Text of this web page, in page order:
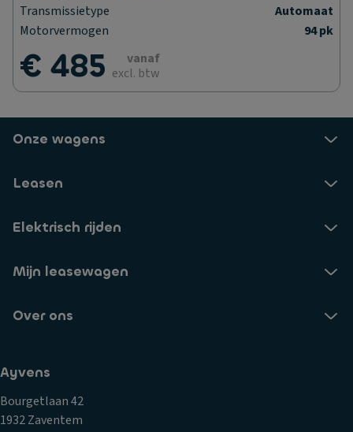
Transmissietype
Automaat
Motorvermogen
94 pk
€ 485
vanaf
excl. btw
Onze wagens
Leasen
Elektrisch rijden
Mijn leasewagen
Over ons
Ayvens
Bourgetlaan 42
1932 Zaventem